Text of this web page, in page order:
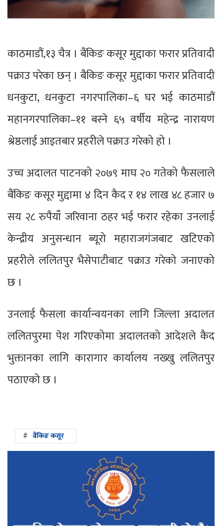
काठमाडौं,१३ चैत्र । बैंकिङ कसूर मुद्दाका फरार प्रतिवादी
पक्राउ परेका छन् । बैकिङ कसूर मुद्दाका फरार प्रतिवादी
धनकुटा, धनकुटा नगरपालिका–६ घर भई काठमाडौं
महानगरपालिका–११ बस्ने ६५ वर्षीय महेन्द्र नारायण
श्रेष्ठलाई आइतबार प्रहरीले पक्राउ गरेको हो ।
उच्च अदालत पाटनको २०७९ माघ २० गतेको फैसलाले
बैंकिङ कसूर मुद्दामा ४ दिन कैद र १४ लाख ४८ हजार ७
सय २८ रुपैयाँ जरिवाना ठहर भई फरार रहेका उनलाई
केन्द्रीय अनुसन्धान ब्यूरो महाराजगंजबाट खटिएको
प्रहरीले ललितपुर भैसेपाटीबाट पक्राउ गरेको जनाएको
छ ।
उनलाई फैसला कार्यान्वयनका लागि जिल्ला अदालत
ललितपुरमा पेश गरिएकोमा अदालतको आदेशले कैद
भुक्तानका लागि कारागार कार्यालय नख्खु ललितपुर
पठाएको छ ।
# बैंकिङ कसूर